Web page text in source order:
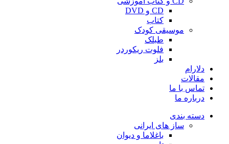
CD و DVD
کتاب
موسیقی کودک
طبلک
فلوت ریکوردر
بلز
دلارام
مقالات
تماس با ما
درباره ما
دسته بندی
ساز های ایرانی
باغلاما و دیوان